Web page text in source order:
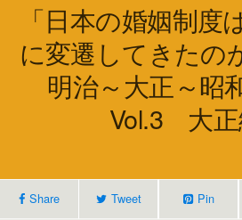
「日本の婚姻制度
に変遷してきたの
明治～大正～昭
Vol.3 大正
Share Tweet Pin